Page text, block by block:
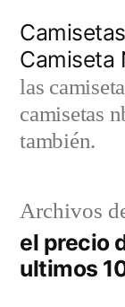
contenido
Camiseta
las
camisetas
también.
Archivos
el precio
ultimos